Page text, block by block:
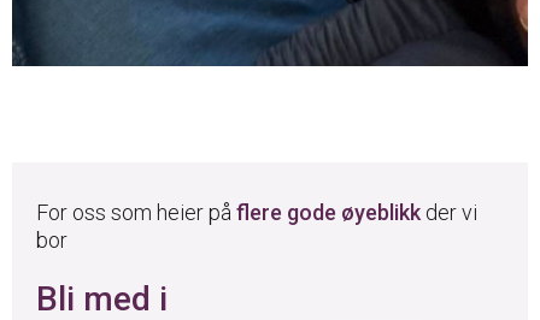
For oss som heier på flere gode øyeblikk der vi
bor
Bli med i